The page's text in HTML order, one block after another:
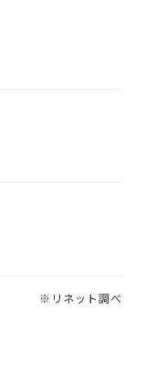
※リネット調べ